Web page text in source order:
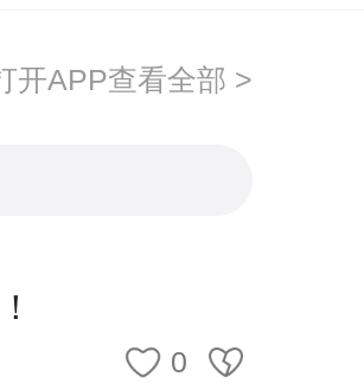
试项目→选择省份
开APP查看全部 >
0